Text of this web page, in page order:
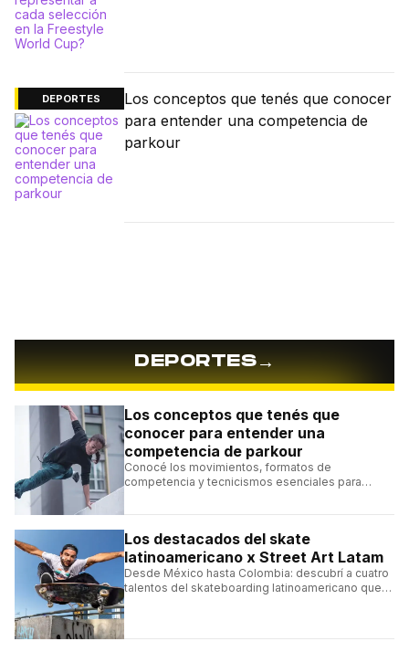
DEPORTES
Los conceptos que tenés que conocer
para entender una competencia de
parkour
DEPORTES→
Los conceptos que tenés que
conocer para entender una
competencia de parkour
Conocé los movimientos, formatos de
competencia y tecnicismos esenciales para
Los destacados del skate
latinoamericano x Street Art Latam
Desde México hasta Colombia: descubrí a cuatro
talentos del skateboarding latinoamericano que